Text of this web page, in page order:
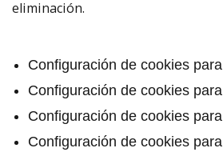
eliminación.
Configuración de cookies para
Configuración de cookies para
Configuración de cookies para
Configuración de cookies para